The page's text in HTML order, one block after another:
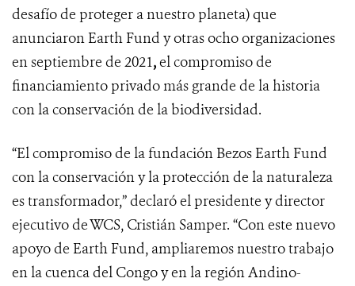
desafío de proteger a nuestro planeta) que
anunciaron Earth Fund y otras ocho organizaciones
en septiembre de 2021,elcompromiso de
financiamiento privado más grande de la historia
con la conservación de la biodiversidad.
“El compromiso de la fundación Bezos Earth Fund
con la conservación y la protección de la naturaleza
es transformador,” declaró el presidente y director
ejecutivo de WCS, Cristián Samper. “Con este nuevo
apoyo de Earth Fund, ampliaremos nuestro trabajo
en la cuenca del Congo y en la región Andino-